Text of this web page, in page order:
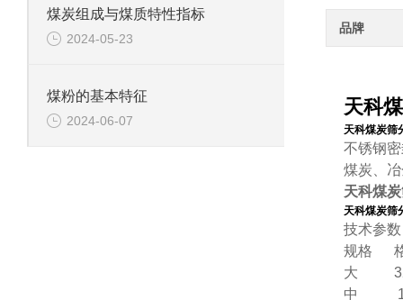
品牌
天科
天科煤炭筛
不锈钢
煤炭、
天科煤
天科煤炭筛
技术参数
规格 格
大
中
煤炭组成与煤质特性指标
2024-05-23
煤粉的基本特征
2024-06-07